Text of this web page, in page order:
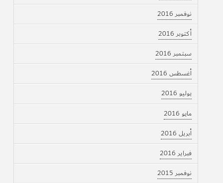
نوفمبر 2016
أكتوبر 2016
سبتمبر 2016
أغسطس 2016
يوليو 2016
مايو 2016
أبريل 2016
فبراير 2016
نوفمبر 2015